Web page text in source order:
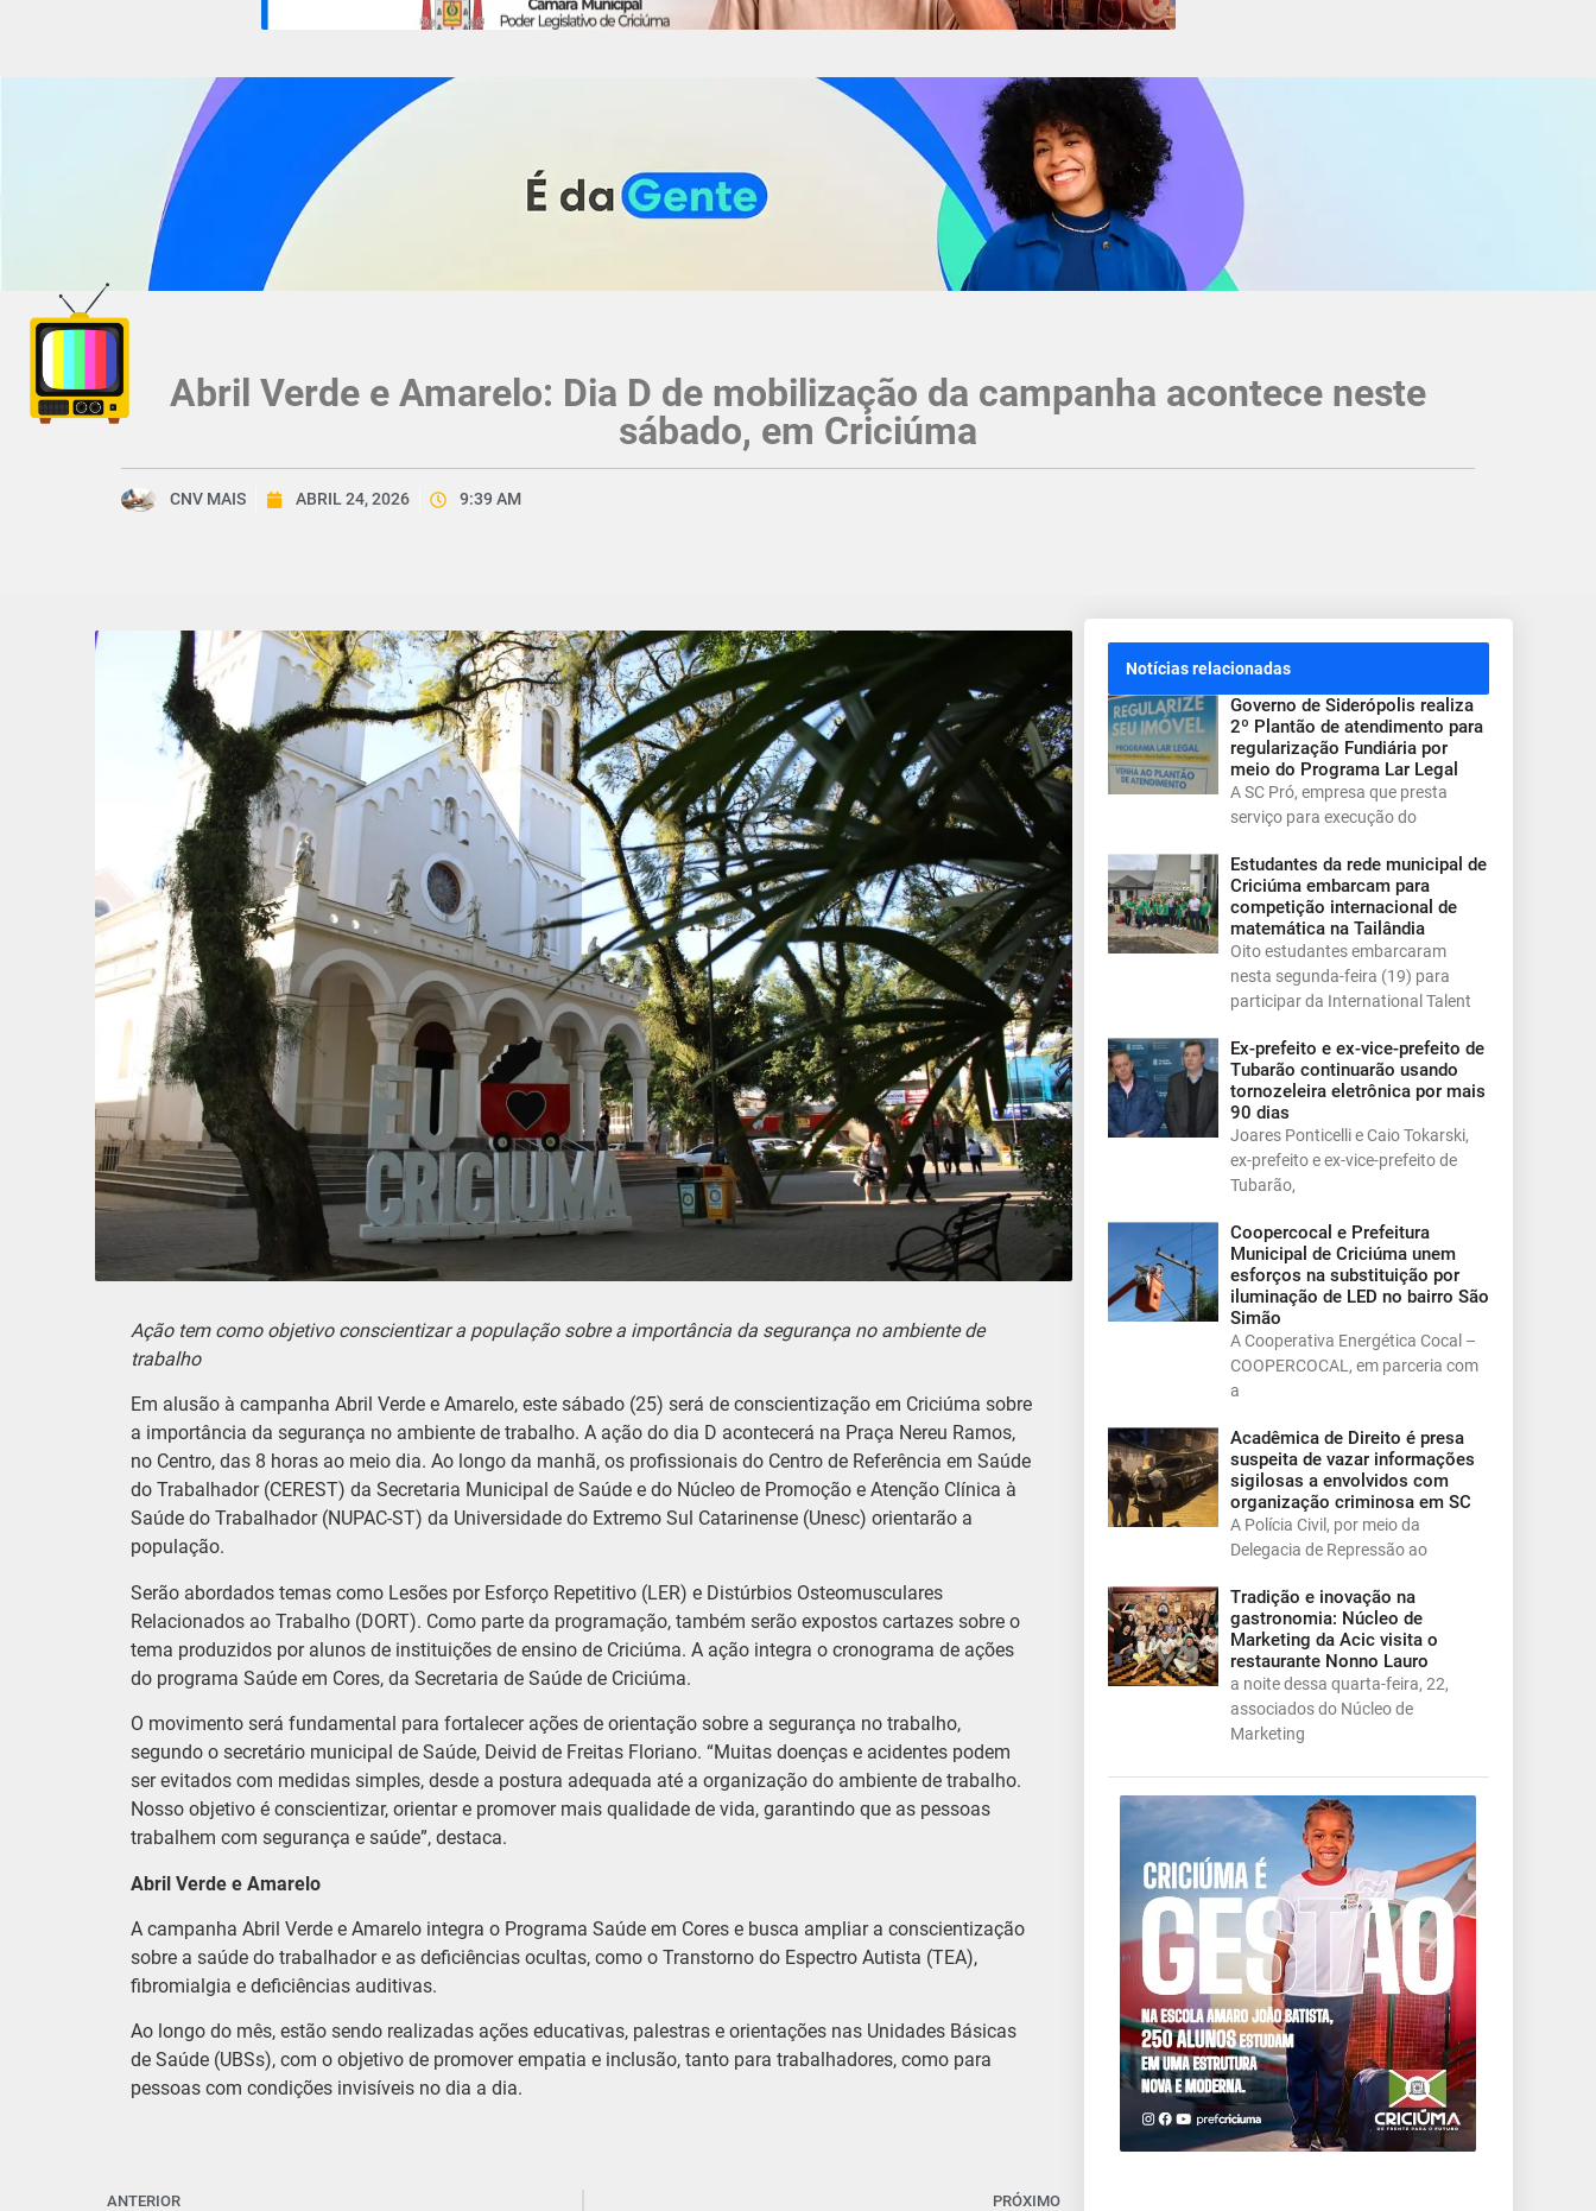
Abril Verde e Amarelo: Dia D de mobilização da campanha acontece neste
sábado, em Criciúma
CNV MAIS ABRIL 24, 2026 9:39 AM
Ação tem como objetivo conscientizar a população sobre a importância da segurança no ambiente de
trabalho
Em alusão à campanha Abril Verde e Amarelo, este sábado (25) será de conscientização em Criciúma sobre
a importância da segurança no ambiente de trabalho. A ação do dia D acontecerá na Praça Nereu Ramos,
no Centro, das 8 horas ao meio dia. Ao longo da manhã, os profissionais do Centro de Referência em Saúde
do Trabalhador (CEREST) da Secretaria Municipal de Saúde e do Núcleo de Promoção e Atenção Clínica à
Saúde do Trabalhador (NUPAC-ST) da Universidade do Extremo Sul Catarinense (Unesc) orientarão a
população.
Serão abordados temas como Lesões por Esforço Repetitivo (LER) e Distúrbios Osteomusculares
Relacionados ao Trabalho (DORT). Como parte da programação, também serão expostos cartazes sobre o
tema produzidos por alunos de instituições de ensino de Criciúma. A ação integra o cronograma de ações
do programa Saúde em Cores, da Secretaria de Saúde de Criciúma.
O movimento será fundamental para fortalecer ações de orientação sobre a segurança no trabalho,
segundo o secretário municipal de Saúde, Deivid de Freitas Floriano. “Muitas doenças e acidentes podem
ser evitados com medidas simples, desde a postura adequada até a organização do ambiente de trabalho.
Nosso objetivo é conscientizar, orientar e promover mais qualidade de vida, garantindo que as pessoas
trabalhem com segurança e saúde”, destaca.
Abril Verde e Amarelo
A campanha Abril Verde e Amarelo integra o Programa Saúde em Cores e busca ampliar a conscientização
sobre a saúde do trabalhador e as deficiências ocultas, como o Transtorno do Espectro Autista (TEA),
fibromialgia e deficiências auditivas.
Ao longo do mês, estão sendo realizadas ações educativas, palestras e orientações nas Unidades Básicas
de Saúde (UBSs), com o objetivo de promover empatia e inclusão, tanto para trabalhadores, como para
pessoas com condições invisíveis no dia a dia.
ANTERIOR PRÓXIMO
Notícias relacionadas
Governo de Siderópolis realiza
2º Plantão de atendimento para
regularização Fundiária por
meio do Programa Lar Legal
A SC Pró, empresa que presta
serviço para execução do
Estudantes da rede municipal de
Criciúma embarcam para
competição internacional de
matemática na Tailândia
Oito estudantes embarcaram
nesta segunda-feira (19) para
participar da International Talent
Ex-prefeito e ex-vice-prefeito de
Tubarão continuarão usando
tornozeleira eletrônica por mais
90 dias
Joares Ponticelli e Caio Tokarski,
ex-prefeito e ex-vice-prefeito de
Tubarão,
Coopercocal e Prefeitura
Municipal de Criciúma unem
esforços na substituição por
iluminação de LED no bairro São
Simão
A Cooperativa Energética Cocal –
COOPERCOCAL, em parceria com
a
Acadêmica de Direito é presa
suspeita de vazar informações
sigilosas a envolvidos com
organização criminosa em SC
A Polícia Civil, por meio da
Delegacia de Repressão ao
Tradição e inovação na
gastronomia: Núcleo de
Marketing da Acic visita o
restaurante Nonno Lauro
a noite dessa quarta-feira, 22,
associados do Núcleo de
Marketing